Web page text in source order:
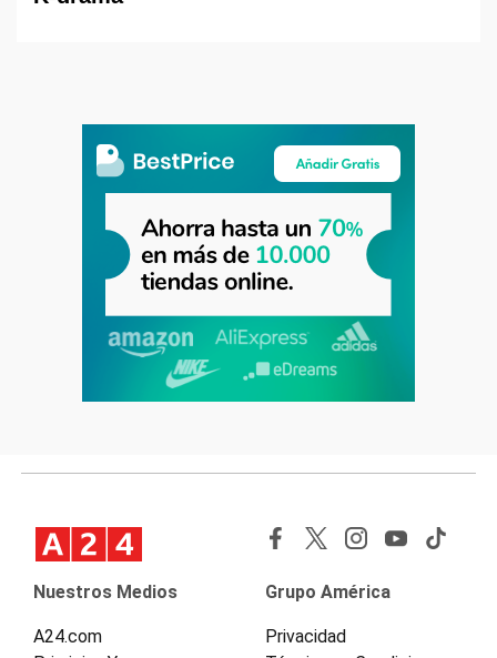
Nuestros Medios
A24.com
Grupo América
Privacidad